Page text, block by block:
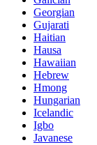
Georgian
Gujarati
Haitian
Hausa
Hawaiian
Hebrew
Hmong
Hungarian
Icelandic
Igbo
Javanese